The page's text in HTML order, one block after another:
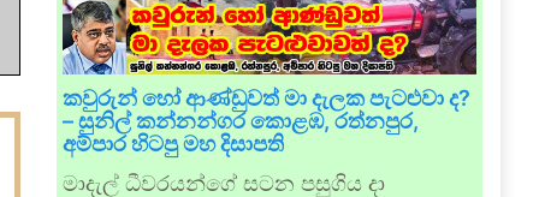
කවුරුන් හෝ ආණ්ඩුවත් මා දැලක පැටළුවා ද?
– සුනිල් කන්නන්ගර කොළඹ, රත්නපුර,
අම්පාර හිටපු මහ දිසාපති
මාදැල් ධීවරයන්ගේ සටන පසුගිය දා